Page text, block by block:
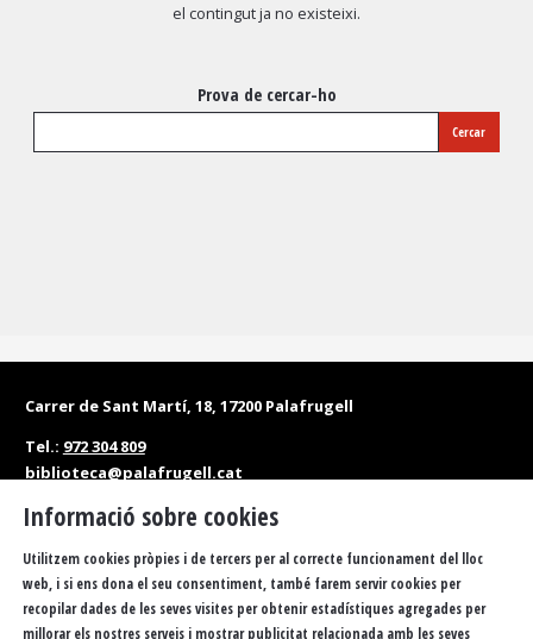
el contingut ja no existeixi.
Prova de cercar-ho
Cercar
Carrer de Sant Martí, 18, 17200 Palafrugell
Tel.: 972 304 809
biblioteca@palafrugell.cat
Matins: de dilluns a dissabte, de 10 a 13.30 h
Accessibilitat Política de privacitat
Sitemap
Informació sobre cookies
Utilitzem cookies pròpies i de tercers per al correcte funcionament del lloc
web, i si ens dona el seu consentiment, també farem servir cookies per
recopilar dades de les seves visites per obtenir estadístiques agregades per
millorar els nostres serveis i mostrar publicitat relacionada amb les seves